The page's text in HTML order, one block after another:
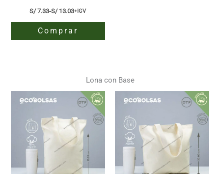
producto
S/7.33-S/13.03
Rango
de
precios:
desde
+IGV
Comprar
variantes.
opciones
pueden
en
Lona con Base